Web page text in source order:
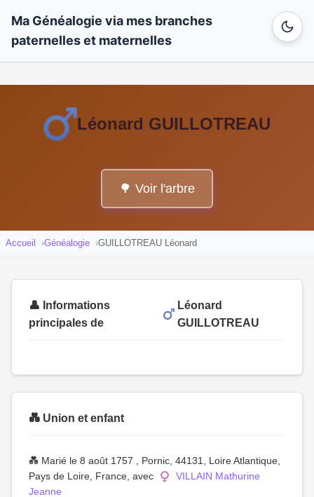
Ma Généalogie via mes branches
paternelles et maternelles
Léonard GUILLOTREAU
🌳 Voir l'arbre
Accueil Généalogie GUILLOTREAU Léonard
👤 Informations
principales de
Léonard
GUILLOTREAU
💑 Union et enfant
💑 Marié le 8 août 1757 , Pornic, 44131, Loire Atlantique,
Pays de Loire, France, avec
VILLAIN Mathurine
Jeanne